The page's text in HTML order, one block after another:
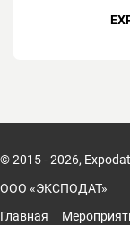
© 2015 - 2026,
ООО «ЭКСПОДАТ»
Главная